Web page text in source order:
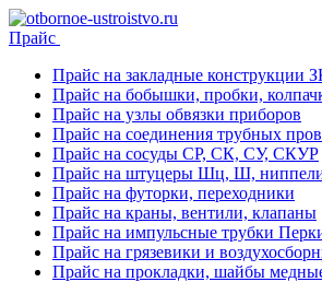
Прайс
Прайс на закладные конструкции
Прайс на бобышки, пробки,
Прайс на узлы обвязки приборов
Прайс на соединения трубных
Прайс на сосуды СР, СК, СУ, СКУР
Прайс на штуцеры Шц, Ш,
Прайс на футорки, переходники
Прайс на краны, вентили, клапаны
Прайс на импульсные трубки
Прайс на грязевики и
Прайс на прокладки, шайбы